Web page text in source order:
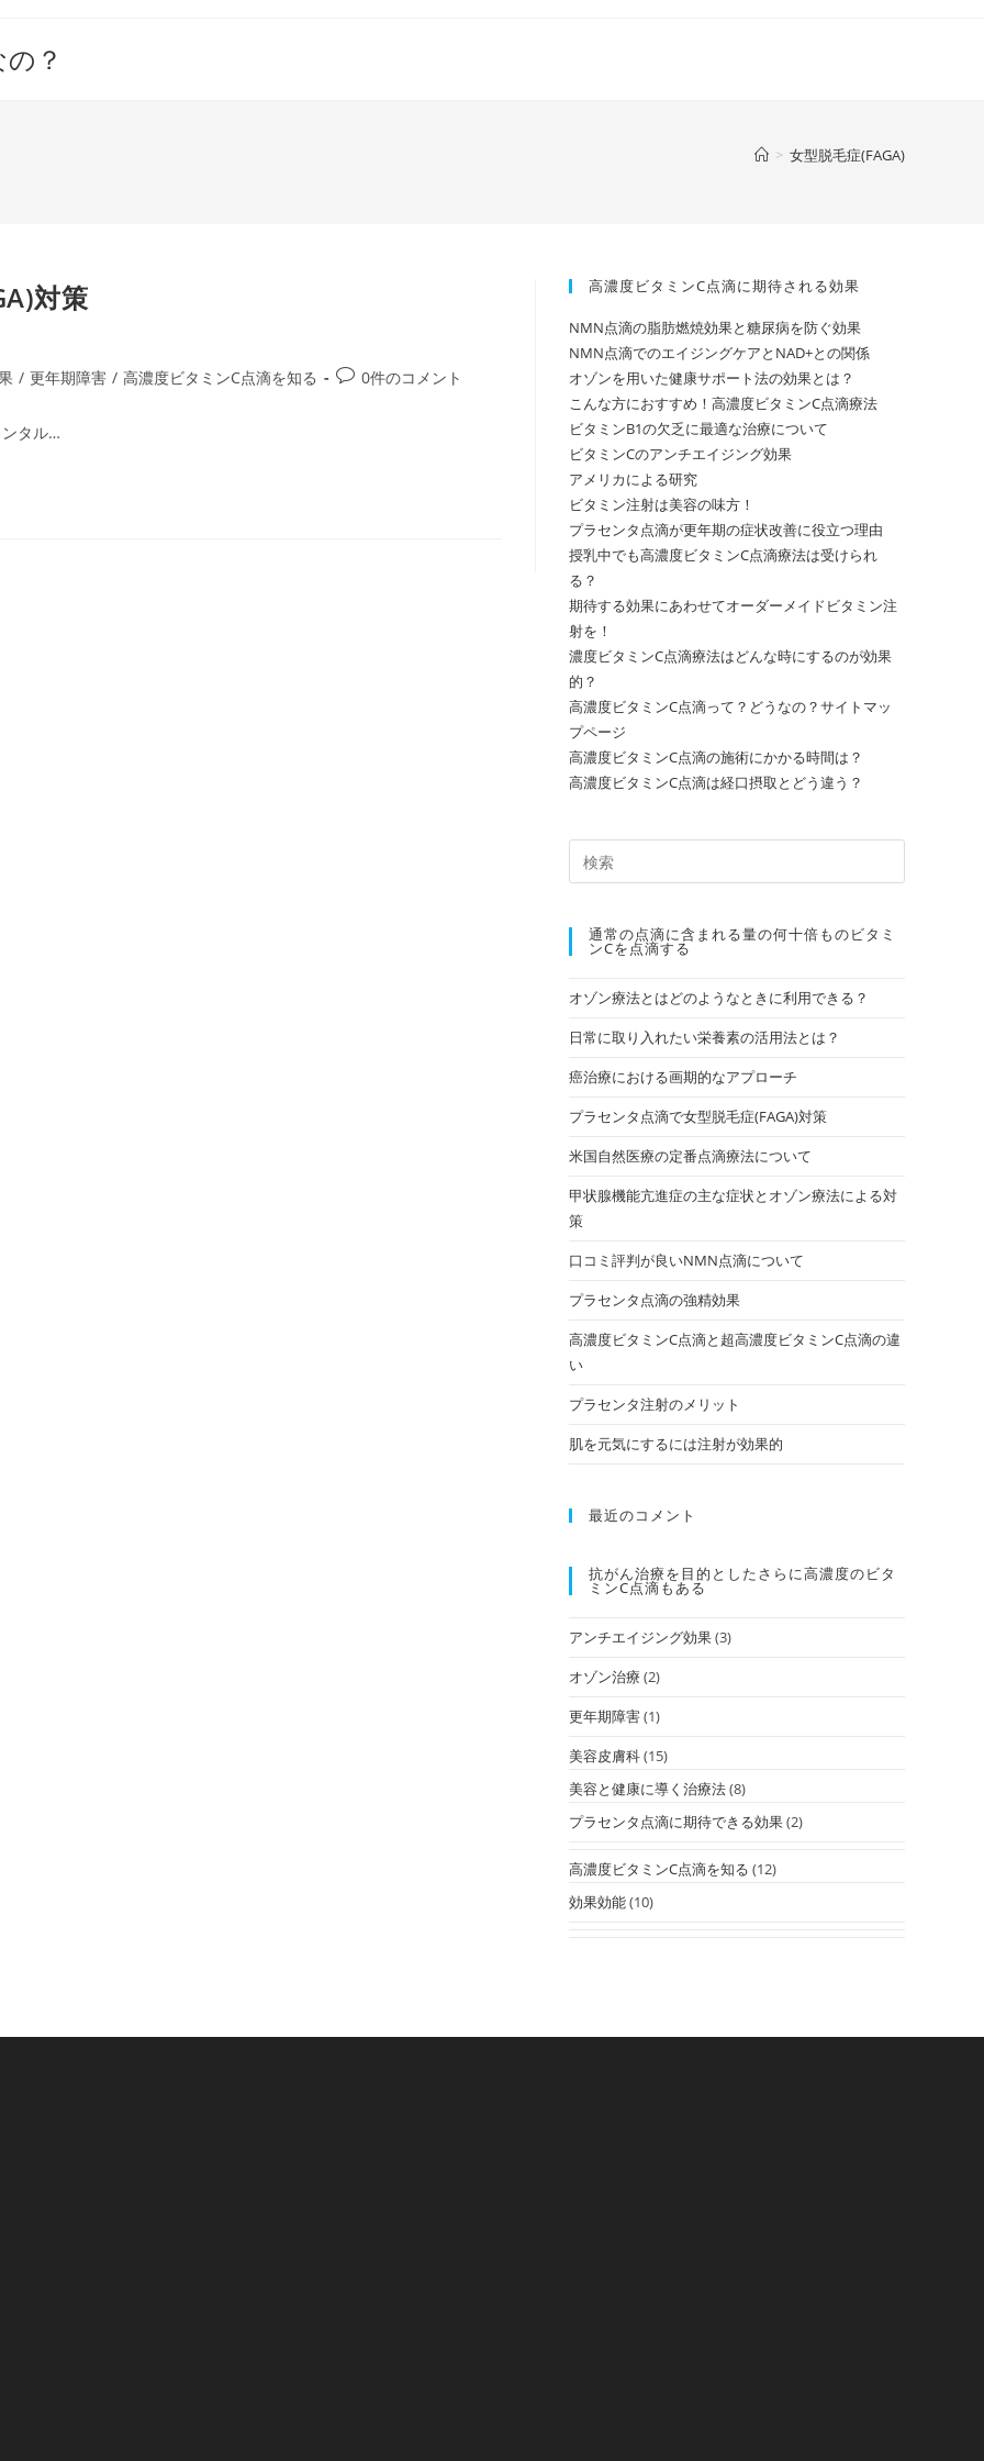
？
> 女型脱毛症(FAGA)
対策
/ 更年期障害 / 高濃度ビタミンC点滴を知る
投 0件のコメント
タル…
高濃度ビタミンC点滴に期待される効果
NMN点滴の脂肪燃焼効果と糖尿病を防ぐ効果
NMN点滴でのエイジングケアとNAD+との関係
オゾンを用いた健康サポート法の効果とは？
こんな方におすすめ！高濃度ビタミンC点滴療法
ビタミンB1の欠乏に最適な治療について
ビタミンCのアンチエイジング効果
アメリカによる研究
ビタミン注射は美容の味方！
プラセンタ点滴が更年期の症状改善に役立つ理由
授乳中でも高濃度ビタミンC点滴療法は受けられ
る？
期待する効果にあわせてオーダーメイドビタミン注
射を！
濃度ビタミンC点滴療法はどんな時にするのが効果
的？
高濃度ビタミンC点滴って？どうなの？サイトマッ
プページ
高濃度ビタミンC点滴の施術にかかる時間は？
高濃度ビタミンC点滴は経口摂取とどう違う？
通常の点滴に含まれる量の何⼗倍ものビタミ
ンCを点滴する
オゾン療法とはどのようなときに利用できる？
日常に取り入れたい栄養素の活用法とは？
癌治療における画期的なアプローチ
プラセンタ点滴で女型脱毛症(FAGA)対策
米国自然医療の定番点滴療法について
甲状腺機能亢進症の主な症状とオゾン療法による対
策
口コミ評判が良いNMN点滴について
プラセンタ点滴の強精効果
高濃度ビタミンC点滴と超高濃度ビタミンC点滴の違
い
プラセンタ注射のメリット
肌を元気にするには注射が効果的
最近のコメント
抗がん治療を⽬的としたさらに高濃度のビタ
ミンC点滴もある
アンチエイジング効果(3)
オゾン治療 (2)
更年期障害(1)
美容皮膚科(15)
美容と健康に導く治療法(8)
プラセンタ点滴に期待できる効果(2)
高濃度ビタミンC点滴を知る (12)
効果効能(10)